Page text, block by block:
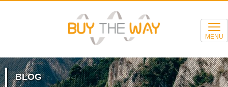
MENU
BLOG